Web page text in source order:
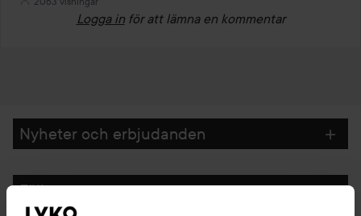
Logga in för att lämna en kommentar
Nyheter och erbjudanden
Följ oss